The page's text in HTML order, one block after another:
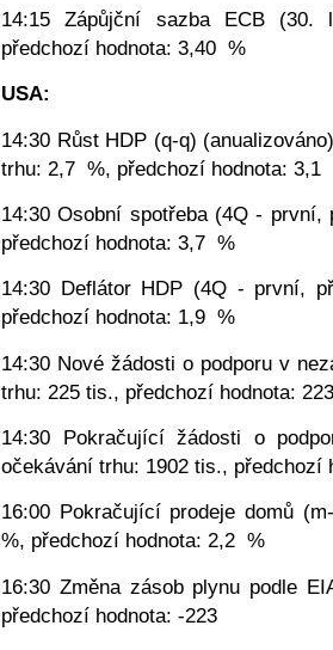
14:15 Zápůjční sazba ECB (30.
předchozí hodnota: 3,40 %
USA:
14:30 Růst HDP (q-q)
trhu: 2,7 %, předchozí hodnota: 3,1
14:30 Osobní spotřeba (4Q -
předchozí hodnota: 3,7 %
14:30 Deflátor HDP (4Q - první,
předchozí hodnota: 1,9 %
14:30 Nové žádosti o podporu v
trhu: 225 tis., předchozí hodnota:
14:30 Pokračující žádosti o
očekávání trhu: 1902 tis., předchozí
16:00 Pokračující prodeje domů
%, předchozí hodnota: 2,2 %
16:30 Změna zásob plynu podle
předchozí hodnota: -223